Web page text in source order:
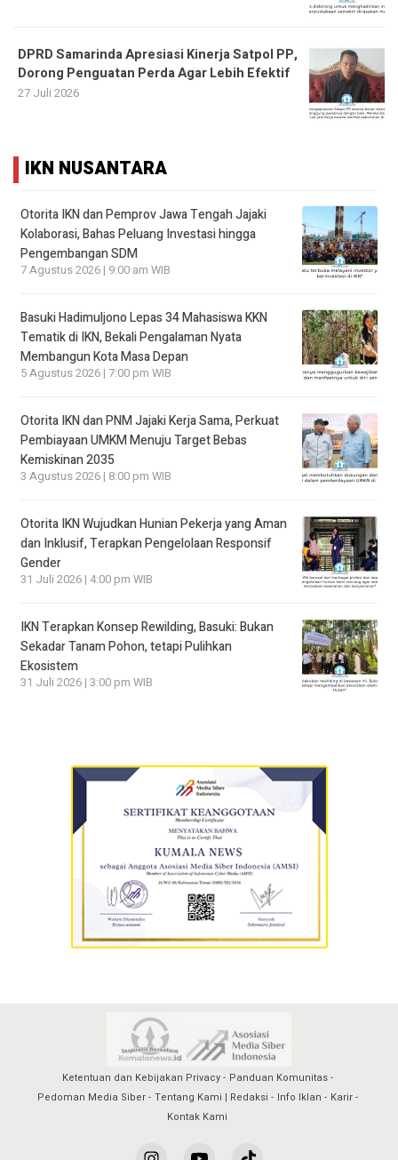
DPRD Samarinda Apresiasi Kinerja Satpol PP,
Dorong Penguatan Perda Agar Lebih Efektif
27 Juli 2026
IKN NUSANTARA
Otorita IKN dan Pemprov Jawa Tengah Jajaki
Kolaborasi, Bahas Peluang Investasi hingga
Pengembangan SDM
7 Agustus 2026 | 9:00 am WIB
Basuki Hadimuljono Lepas 34 Mahasiswa KKN
Tematik di IKN, Bekali Pengalaman Nyata
Membangun Kota Masa Depan
5 Agustus 2026 | 7:00 pm WIB
Otorita IKN dan PNM Jajaki Kerja Sama, Perkuat
Pembiayaan UMKM Menuju Target Bebas
Kemiskinan 2035
3 Agustus 2026 | 8:00 pm WIB
Otorita IKN Wujudkan Hunian Pekerja yang Aman
dan Inklusif, Terapkan Pengelolaan Responsif
Gender
31 Juli 2026 | 4:00 pm WIB
IKN Terapkan Konsep Rewilding, Basuki: Bukan
Sekadar Tanam Pohon, tetapi Pulihkan
Ekosistem
31 Juli 2026 | 3:00 pm WIB
Ketentuan dan Kebijakan Privacy
Panduan Komunitas
Pedoman Media Siber
Tentang Kami | Redaksi Info Iklan
Karir
Kontak Kami